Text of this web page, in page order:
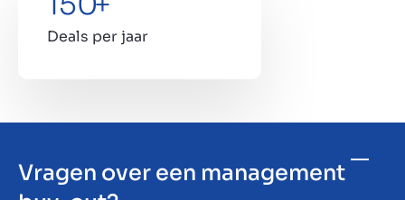
Deals per jaar
Vragen over een management